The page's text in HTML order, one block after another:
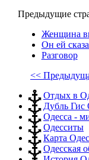
Предыдущие
Женщина
Он ей
Разговор
<<
Отдых в
Дубль Гис
Одесса -
Одесситы
Карта
Одесская